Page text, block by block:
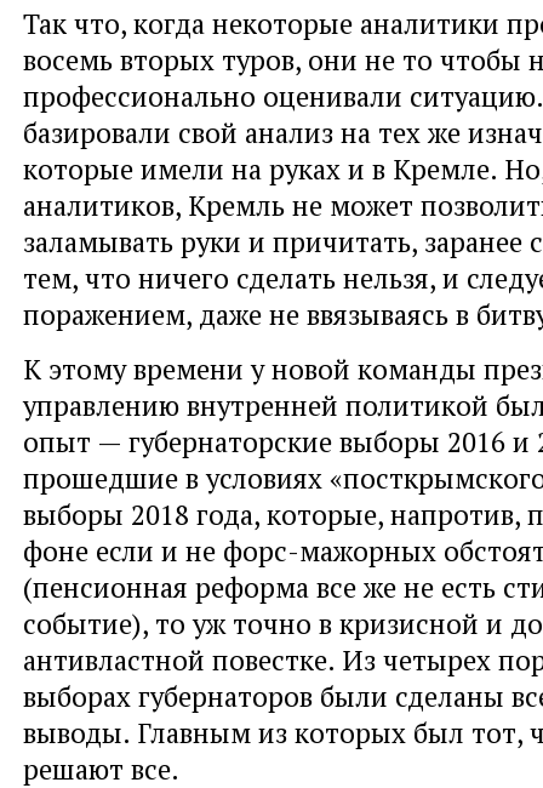
Так что, когда некоторые аналитики
восемь вторых туров, они не то чтобы
профессионально оценивали
базировали свой анализ на тех же
которые имели на руках и в Кремле.
аналитиков, Кремль не может
заламывать руки и причитать, заранее
тем, что ничего сделать нельзя, и
поражением, даже не ввязываясь в
К этому времени у новой команды
управлению внутренней политикой
опыт — губернаторские выборы 2016 и
прошедшие в условиях
выборы 2018 года, которые, напротив,
фоне если и не форс-мажорных
(пенсионная реформа все же не есть
событие), то уж точно в кризисной и
антивластной повестке. Из четырех
выборах губернаторов были сделаны
выводы. Главным из которых был тот,
решают все.